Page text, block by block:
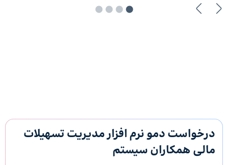
درخواست دمو نرم افزار مدیریت تسهیلات
مالی همکاران سیستم